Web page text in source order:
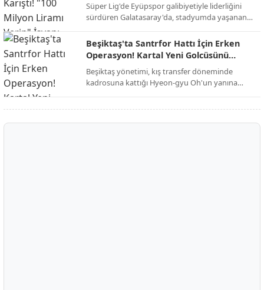
Süper Lig'de Eyüpspor galibiyetiyle liderliğini
sürdüren Galatasaray'da, stadyumda yaşanan
kaldı.
Beşiktaş'ta Santrfor Hattı İçin Erken
Operasyon! Kartal Yeni Golcüsünü
Buldu
Beşiktaş yönetimi, kış transfer döneminde
kadrosuna kattığı Hyeon-gyu Oh'un yanına